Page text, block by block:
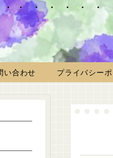
い合わせ プライバシー